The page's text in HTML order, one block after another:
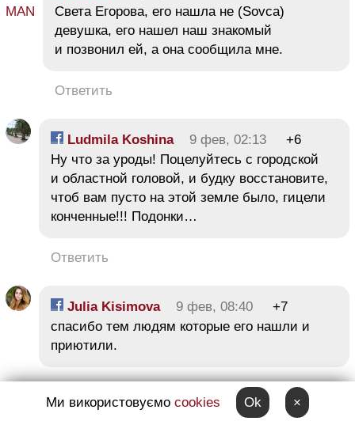
Света Егорова, его нашла не (Sovca)
девушка, его нашел наш знакомый
и позвонил ей, а она сообщила мне.
Ответить
Ludmila Koshina 9 фев, 02:13
+6
Ну что за уроды! Поцелуйтесь с городской
и областной головой, и будку восстановите,
чтоб вам пусто на этой земле было, гицели
конченные!!! Подонки…
Ответить
Julia Kisimova 9 фев, 08:40
+7
спасибо тем людям которые его нашли и
приютили.
Ответить
Ми використовуємо cookies Ok ×